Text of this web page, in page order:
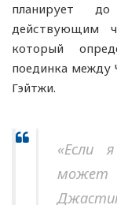
планирует
действующим
который
поединка между
Гэйтжи.
«Если
может